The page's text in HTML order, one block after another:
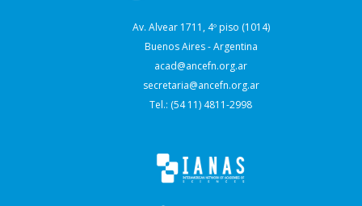
Av. Alvear 1711, 4º piso (1014)
Buenos Aires - Argentina
acad@ancefn.org.ar
secretaria@ancefn.org.ar
Tel.: (54 11) 4811-2998